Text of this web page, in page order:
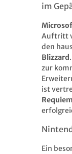
im
Auftritt
den
Blizzard
zur
ist
Requiem
Ein